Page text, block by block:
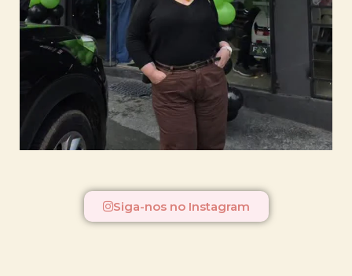
Siga-nos no Instagram